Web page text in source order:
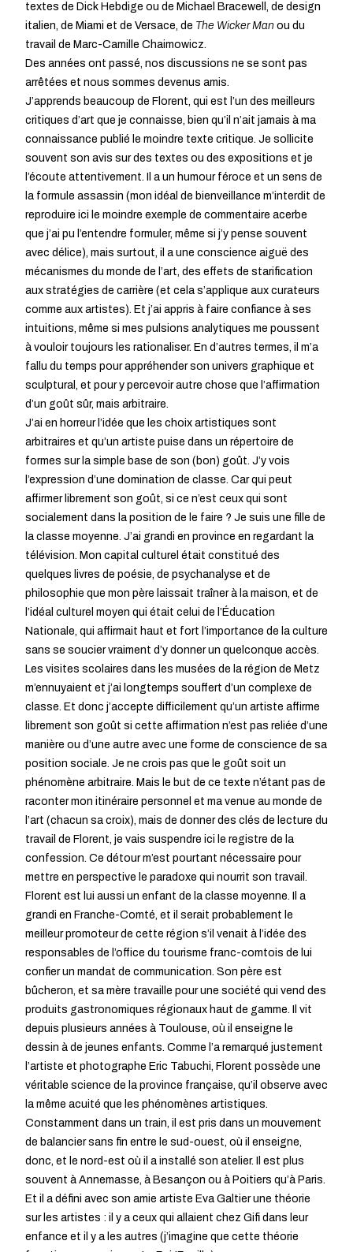
textes de Dick Hebdige ou de Michael Bracewell, de design
italien, de Miami et de Versace, de The Wicker Man ou du
travail de Marc-Camille Chaimowicz.
Des années ont passé, nos discussions ne se sont pas
arrêtées et nous sommes devenus amis.
J’apprends beaucoup de Florent, qui est l’un des meilleurs
critiques d’art que je connaisse, bien qu’il n’ait jamais à ma
connaissance publié le moindre texte critique. Je sollicite
souvent son avis sur des textes ou des expositions et je
l’écoute attentivement. Il a un humour féroce et un sens de
la formule assassin (mon idéal de bienveillance m’interdit de
reproduire ici le moindre exemple de commentaire acerbe
que j’ai pu l’entendre formuler, même si j’y pense souvent
avec délice), mais surtout, il a une conscience aiguë des
mécanismes du monde de l’art, des effets de starification
aux stratégies de carrière (et cela s’applique aux curateurs
comme aux artistes). Et j’ai appris à faire confiance à ses
intuitions, même si mes pulsions analytiques me poussent
à vouloir toujours les rationaliser. En d’autres termes, il m’a
fallu du temps pour appréhender son univers graphique et
sculptural, et pour y percevoir autre chose que l’affirmation
d’un goût sûr, mais arbitraire.
J’ai en horreur l’idée que les choix artistiques sont
arbitraires et qu’un artiste puise dans un répertoire de
formes sur la simple base de son (bon) goût. J’y vois
l’expression d’une domination de classe. Car qui peut
affirmer librement son goût, si ce n’est ceux qui sont
socialement dans la position de le faire ? Je suis une fille de
la classe moyenne. J’ai grandi en province en regardant la
télévision. Mon capital culturel était constitué des
quelques livres de poésie, de psychanalyse et de
philosophie que mon père laissait traîner à la maison, et de
l’idéal culturel moyen qui était celui de l’Éducation
Nationale, qui affirmait haut et fort l’importance de la culture
sans se soucier vraiment d’y donner un quelconque accès.
Les visites scolaires dans les musées de la région de Metz
m’ennuyaient et j’ai longtemps souffert d’un complexe de
classe. Et donc j’accepte difficilement qu’un artiste affirme
librement son goût si cette affirmation n’est pas reliée d’une
manière ou d’une autre avec une forme de conscience de sa
position sociale. Je ne crois pas que le goût soit un
phénomène arbitraire. Mais le but de ce texte n’étant pas de
raconter mon itinéraire personnel et ma venue au monde de
l’art (chacun sa croix), mais de donner des clés de lecture du
travail de Florent, je vais suspendre ici le registre de la
confession. Ce détour m’est pourtant nécessaire pour
mettre en perspective le paradoxe qui nourrit son travail.
Florent est lui aussi un enfant de la classe moyenne. Il a
grandi en Franche-Comté, et il serait probablement le
meilleur promoteur de cette région s’il venait à l’idée des
responsables de l’office du tourisme franc-comtois de lui
confier un mandat de communication. Son père est
bûcheron, et sa mère travaille pour une société qui vend des
produits gastronomiques régionaux haut de gamme. Il vit
depuis plusieurs années à Toulouse, où il enseigne le
dessin à de jeunes enfants. Comme l’a remarqué justement
l’artiste et photographe Eric Tabuchi, Florent possède une
véritable science de la province française, qu’il observe avec
la même acuité que les phénomènes artistiques.
Constamment dans un train, il est pris dans un mouvement
de balancier sans fin entre le sud-ouest, où il enseigne,
donc, et le nord-est où il a installé son atelier. Il est plus
souvent à Annemasse, à Besançon ou à Poitiers qu’à Paris.
Et il a défini avec son amie artiste Eva Galtier une théorie
sur les artistes : il y a ceux qui allaient chez Gifi dans leur
enfance et il y a les autres (j’imagine que cette théorie